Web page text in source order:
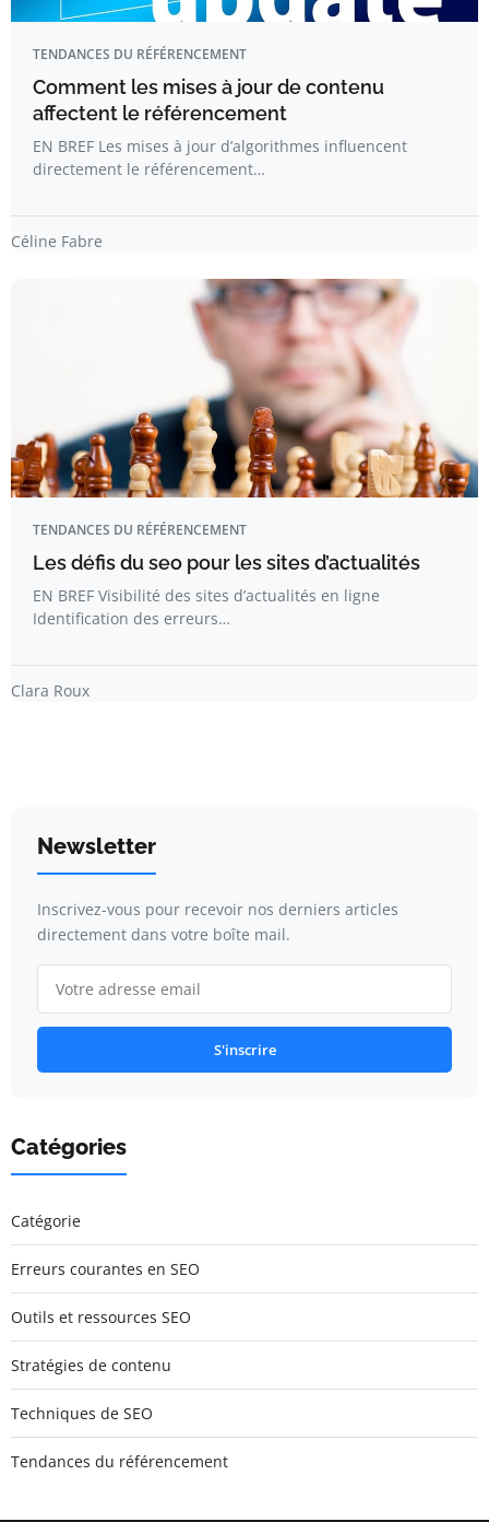
TENDANCES DU RÉFÉRENCEMENT
Comment les mises à jour de contenu
affectent le référencement
EN BREF Les mises à jour d’algorithmes influencent
directement le référencement…
Céline Fabre
TENDANCES DU RÉFÉRENCEMENT
Les défis du seo pour les sites d’actualités
EN BREF Visibilité des sites d’actualités en ligne
Identification des erreurs…
Clara Roux
Newsletter
Inscrivez-vous pour recevoir nos derniers articles
directement dans votre boîte mail.
S'inscrire
Catégories
Catégorie
Erreurs courantes en SEO
Outils et ressources SEO
Stratégies de contenu
Techniques de SEO
Tendances du référencement